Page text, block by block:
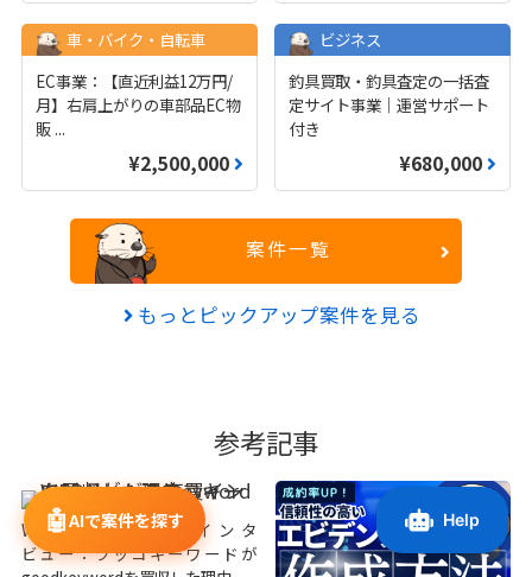
車・バイク・自転車
EC事業：【直近利益12万円/
月】右肩上がりの車部品EC物
販 ...
¥2,500,000
ビジネス
釣具買取・釣具査定の一括査
定サイト事業｜運営サポート
付き
¥680,000
案件一覧
もっとピックアップ案件を見る
参考記事
WEBサービス売買インタ
ビュー：ラッコキーワードが
🤖AIで案件を探す